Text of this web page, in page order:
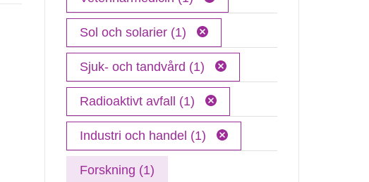
Sol och solarier (1)
Sjuk- och tandvård (1)
Radioaktivt avfall (1)
Industri och handel (1)
Forskning (1)